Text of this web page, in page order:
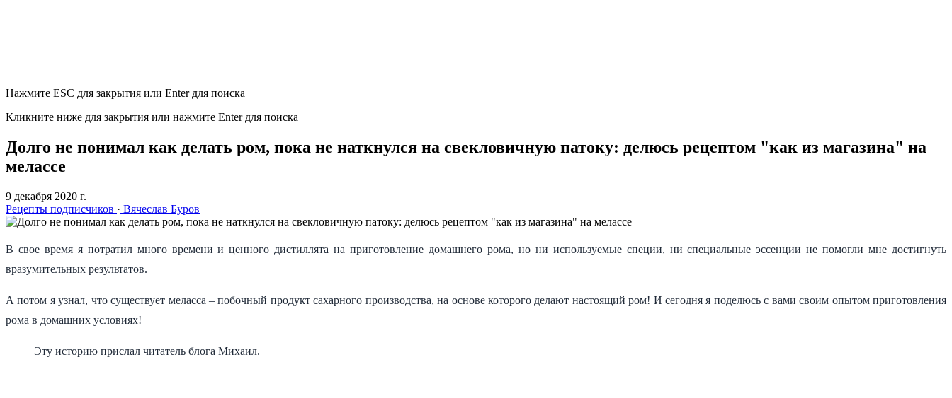
Нажмите ESC для закрытия или Enter для поиска
Кликните ниже для закрытия или нажмите Enter для поиска
Долго не понимал как делать ром, пока не наткнулся на свекловичную патоку: делюсь рецептом "как из магазина" на
мелассе
9 декабря 2020 г.
Рецепты подписчиков · Вячеслав Буров
В свое время я потратил много времени и ценного дистиллята на приготовление домашнего рома, но ни используемые специи, ни специальные эссенции не помогли мне достигнуть
вразумительных результатов.
А потом я узнал, что существует меласса – побочный продукт сахарного производства, на основе которого делают настоящий ром! И сегодня я поделюсь с вами своим опытом приготовления
рома в домашних условиях!
Эту историю прислал читатель блога Михаил.